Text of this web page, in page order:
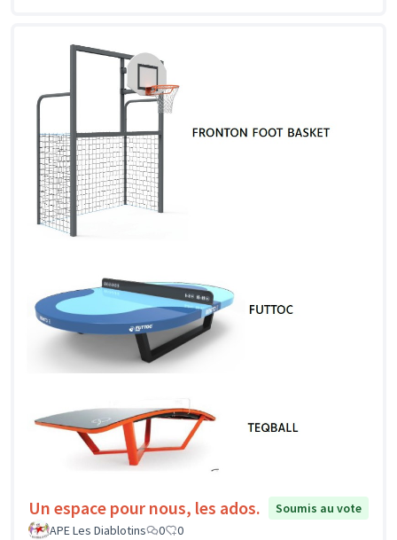
Un espace pour nous, les ados.
Soumis au vote
APE Les Diablotins
0 0